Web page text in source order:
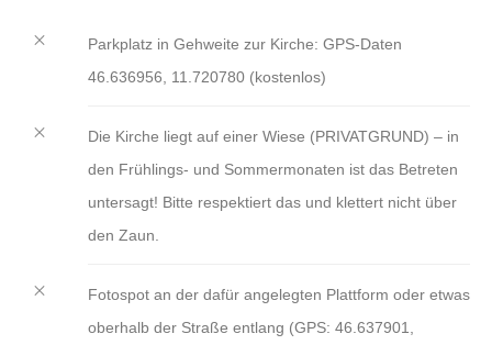
Parkplatz in Gehweite zur Kirche: GPS-Daten
46.636956, 11.720780 (kostenlos)
Die Kirche liegt auf einer Wiese (PRIVATGRUND) – in
den Frühlings- und Sommermonaten ist das Betreten
untersagt! Bitte respektiert das und klettert nicht über
den Zaun.
Fotospot an der dafür angelegten Plattform oder etwas
oberhalb der Straße entlang (GPS: 46.637901,